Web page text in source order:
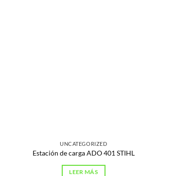
UNCATEGORIZED
Estación de carga ADO 401 STIHL
LEER MÁS